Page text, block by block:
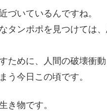
づいているんですね。
タンポポを見つけては
ために、人間の破壊衝
う今日この頃です。
き物です。